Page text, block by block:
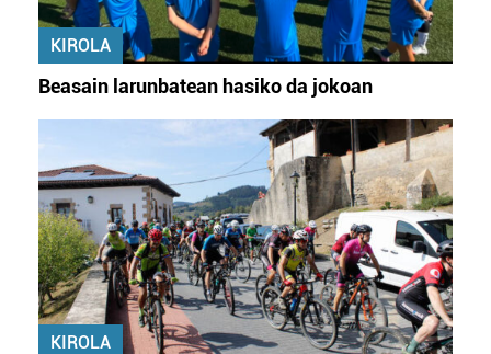
KIROLA
Beasain larunbatean hasiko da jokoan
KIROLA